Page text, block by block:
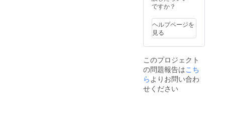
は、リ
の額に
上乗せ
して、
ご支援
すと大
変嬉し
いで
す。 ※
営業再
盤面 ビ
ル：宇
川直宏
参加
アー
ト：
DEXPIS
TOLS,D
J
EMMA,
ですか？
ヘルプページを
見る
このプロジェクト
の問題報告はこち
ら よりお問い合わ
せください